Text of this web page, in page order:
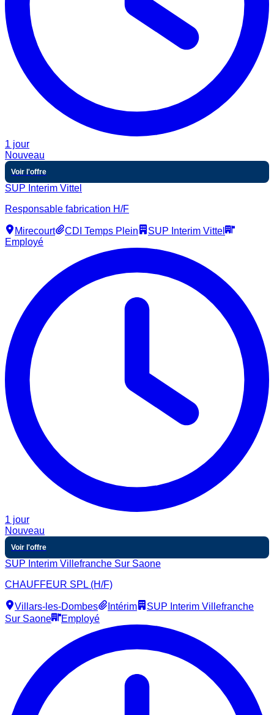
1 jour
Nouveau
Voir l'offre
SUP Interim Vittel
Responsable fabrication H/F
Mirecourt CDI Temps Plein
SUP Interim Vittel
Employé
1 jour
Nouveau
Voir l'offre
SUP Interim Villefranche Sur Saone
CHAUFFEUR SPL (H/F)
Villars-les-Dombes Intérim
SUP Interim Villefranche
Sur Saone
Employé